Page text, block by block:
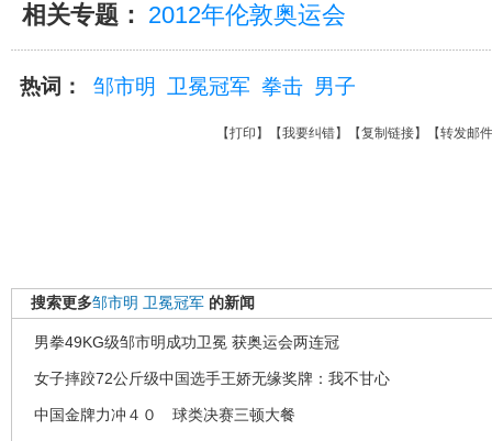
相关专题： 2012年伦敦奥运会
热词： 邹市明 卫冕冠军 拳击 男子
【打印 】【我要纠错】【复制链接】【转发邮件
搜索更多邹市明 卫冕冠军 的新闻
男拳49KG级邹市明成功卫冕 获奥运会两连冠
女子摔跤72公斤级中国选手王娇无缘奖牌：我不甘心
中国金牌力冲４０ 球类决赛三顿大餐